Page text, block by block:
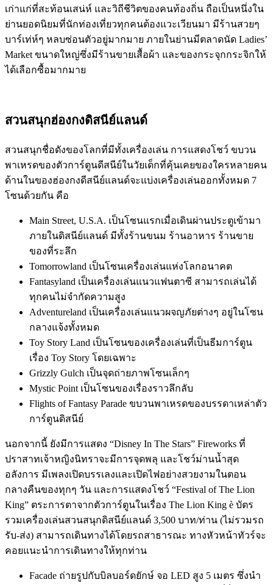
เก่าแก่ที่สะท้อนเสน่ห์ และวิถีชีวิตของคนท้องถิ่น ถือเป็นหนึ่งใน
ย่านยอดนิยมที่นักท่องเที่ยวทุกคนต้องแวะเวียนมา มีร้านสวยๆ
บาร์เท่ห์ๆ หลบซ่อนตัวอยู่มากมาย ภายในย่านมีตลาดนัด Ladies’
Market ขนาดใหญ่ซึ่งมีร้านขายเสื้อผ้า และของกระจุกกระจิกให้
ได้เลือกซื้อมากมาย
สวนสนุกฮ่องกงดิสนีย์แลนด์
สวนสนุกชื่อดังของโลกที่มีทั้งเครื่องเล่น การแสดงโชว์ ขบวน
พาเหรดของตัวการ์ตูนดีสนีย์ในวัยเด็กที่คุ้นเคยของใครหลายคน
ด้านในของฮ่องกงดีสนีย์แลนด์จะแบ่งเครื่องเล่นออกทั้งหมด 7
โซนด้วยกัน คือ
Main Street, U.S.A. เป็นโซนแรกเมื่อเดินผ่านประตูเข้ามา
ภายในดิสนีย์แลนด์ มีทั้งร้านขนม ร้านอาหาร ร้านขาย
ของที่ระลึก
Tomorrowland เป็นโซนเครื่องเล่นแห่งโลกอนาคต
Fantasyland เป็นเครื่องเล่นแนวแฟนตาซี สามารถเล่นได้
ทุกคนไม่จำกัดความสูง
Adventureland เป็นเครื่องเล่นแนวผจญภัยต่างๆ อยู่ในโซน
กลางแจ้งทั้งหมด
Toy Story Land เป็นโซนของเครื่องเล่นที่เป็นธีมการ์ตูน
เรื่อง Toy Story โดยเฉพาะ
Grizzly Gulch เป็นจุดถ่ายภาพโซนเล็กๆ
Mystic Point เป็นโซนของเรื่องราวลึกลับ
Flights of Fantasy Parade ขบวนพาเหรดของบรรดาเหล่าตัว
การ์ตูนดิสนีย์
นอกจากนี้ ยังมีการแสดง “Disney In The Stars” Fireworks ที่
ปราสาทเจ้าหญิงนิทราจะมีการจุดพลุ และโชว์ม่านน้ำสุด
อลังการ มีเพลงเปิดบรรเลงและเปิดไฟอย่างสวยงามในตอน
กลางคืนของทุกๆ วัน และการแสดงโชว์ “Festival of The Lion
King” ตระการตาจากตัวการ์ตูนในเรื่อง The Lion King è บัตร
รวมเครื่องเล่นสวนสนุกดิสนีย์แลนด์ 3,500 บาท/ท่าน (ไม่รวมรถ
รับ-ส่ง) สามารถเดินทางได้โดยรถสาธารณะ ทางหัวหน้าทัวร์จะ
คอยแนะนำการเดินทางให้ทุกท่าน
Facade ถ่ายรูปกับบิลบอร์ดยักษ์ จอ LED สูง 5 เมตร ซึ่งนำ